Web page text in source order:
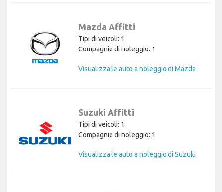
Mazda Affitti
Tipi di veicoli: 1
Compagnie di noleggio: 1
Visualizza le auto a noleggio di Mazda
Suzuki Affitti
Tipi di veicoli: 1
Compagnie di noleggio: 1
Visualizza le auto a noleggio di Suzuki